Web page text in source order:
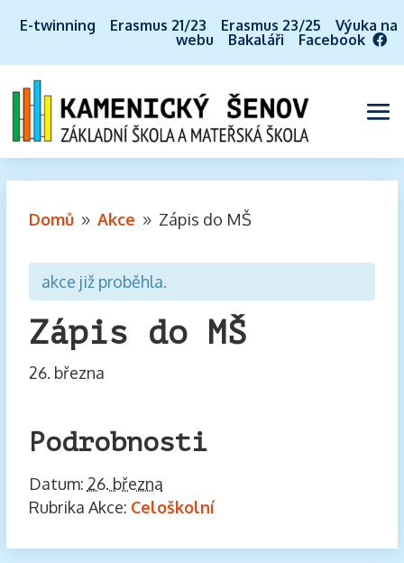
E-twinning Erasmus 21/23 Erasmus 23/25
Výuka na
webu
Bakaláři Facebook
Domů 9 Akce 9 Zápis do MŠ
akce již proběhla.
Zápis do MŠ
26. března
Podrobnosti
Datum: 26. března
Rubrika Akce: Celoškolní